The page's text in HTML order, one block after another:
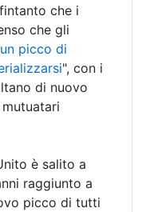
che i
che gli
picco di
", con i
di nuovo
è salito a
raggiunto a
picco di tutti